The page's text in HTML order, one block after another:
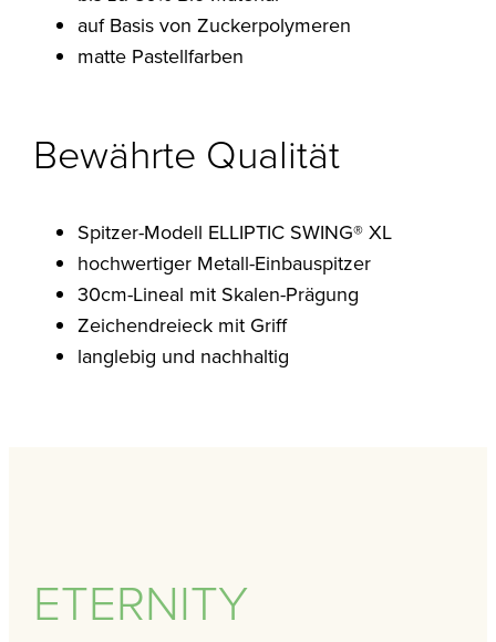
auf Basis von Zuckerpolymeren
matte Pastellfarben
Bewährte Qualität
Spitzer-Modell ELLIPTIC SWING® XL
hochwertiger Metall-Einbauspitzer
30cm-Lineal mit Skalen-Prägung
Zeichendreieck mit Griff
langlebig und nachhaltig
ETERNITY